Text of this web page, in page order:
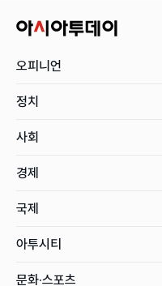
오피니언
정치
사회
경제
국제
아투시티
문화·스포츠